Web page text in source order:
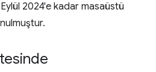
2024'e kadar masaüstü